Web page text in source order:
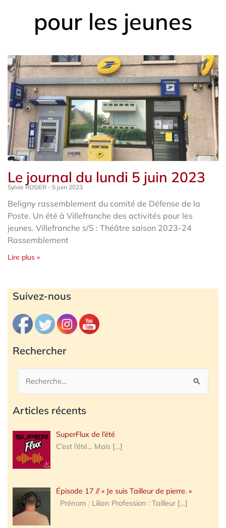
pour les jeunes
Le journal du lundi 5 juin 2023
Sylvie ROSIER 5 juin 2023
Beligny rassemblement du comité de Défense de la
Poste. Un été à Villefranche des activités pour les
jeunes. Villefranche s/S : Théâtre saison 2023-24
Rassemblement
Lire plus »
Suivez-nous
Rechercher
Rechercher :
Articles récents
SuperFlux de l’été
C’est l’été… Mais […]
Épisode 17 // « Je suis Tailleur de pierre. »
Prénom : Lilian Profession : Tailleur […]
Archives